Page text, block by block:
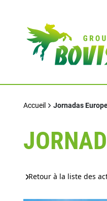
Accueil Jornadas
Retour à la liste des